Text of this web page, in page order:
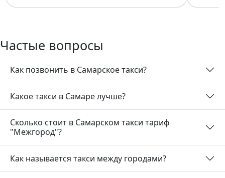
Частые вопросы
Как позвонить в Самарское такси?
Какое такси в Самаре лучше?
Сколько стоит в Самарском такси тариф
"Межгород"?
Как называется такси между городами?